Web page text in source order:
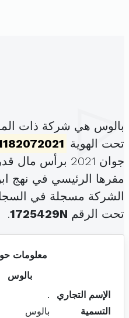
بالوس هي شركة ذات
تحت الهوية
جوان 2021 برأس مال قدره
مقرها الرئيسي في نهج
الشركة مسجلة في
تحت الرقم 1725429N
.
معلومات
بالوس
الإسم التجاري
.
التسمية
بالوس